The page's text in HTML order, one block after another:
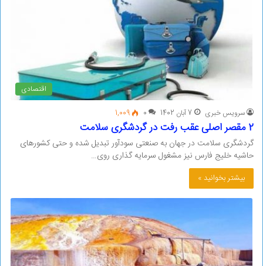
اقتصادی
سرویس خبری 7 آبان 1402 0
1,009
2 مقصر اصلی عقب رفت در گردشگری سلامت
گردشگری سلامت در جهان به صنعتی سودآور تبدیل شده و حتی کشورهای
حاشیه خلیج فارس نیز مشغول سرمایه گذاری روی…
بیشتر بخوانید »